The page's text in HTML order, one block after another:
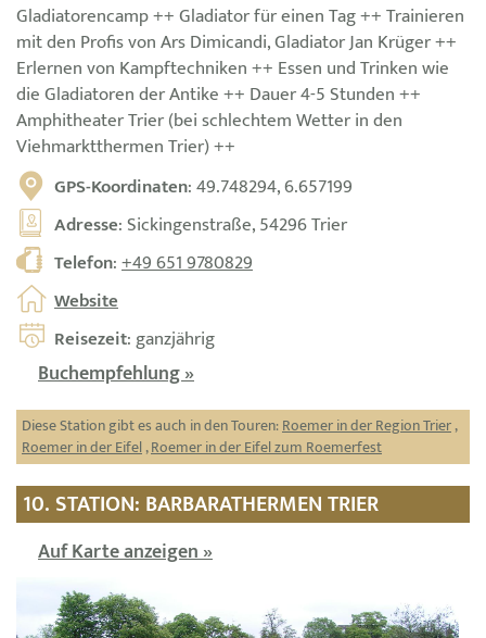
Gladiatorencamp ++ Gladiator für einen Tag ++ Trainieren
mit den Profis von Ars Dimicandi, Gladiator Jan Krüger ++
Erlernen von Kampftechniken ++ Essen und Trinken wie
die Gladiatoren der Antike ++ Dauer 4-5 Stunden ++
Amphitheater Trier (bei schlechtem Wetter in den
Viehmarktthermen Trier) ++
GPS-Koordinaten: 49.748294, 6.657199
Adresse: Sickingenstraße, 54296 Trier
Telefon:+49 651 9780829
Website
Reisezeit: ganzjährig
Buchempfehlung »
Diese Station gibt es auch in den Touren:Roemer in der Region Trier,
Roemer in der Eifel,Roemer in der Eifel zum Roemerfest
10. STATION: BARBARATHERMEN TRIER
Auf Karte anzeigen »